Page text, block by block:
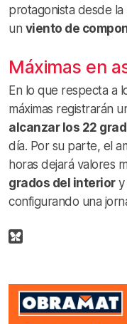
protagonista desde la
un viento de
Máximas en
En lo que respecta a
máximas registrarán
alcanzar los 22
día. Por su parte, el
horas dejará valores
grados del interiory
configurando una